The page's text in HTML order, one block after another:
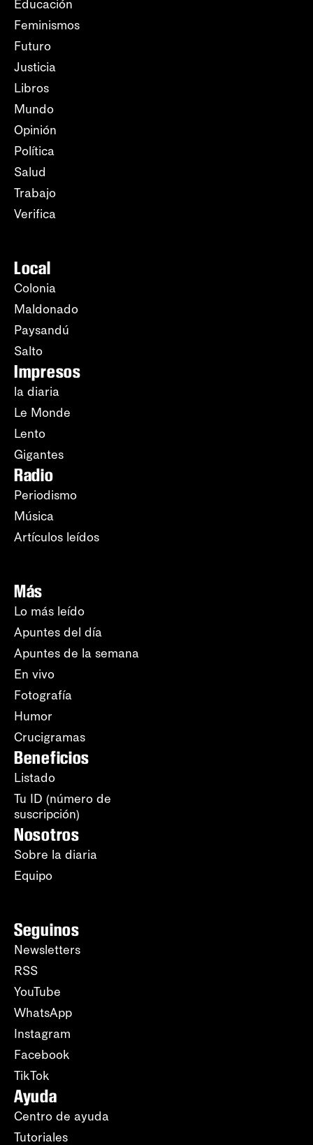
Educación
Feminismos
Futuro
Justicia
Libros
Mundo
Opinión
Política
Salud
Trabajo
Verifica
Local
Colonia
Maldonado
Paysandú
Salto
Impresos
la diaria
Le Monde
Lento
Gigantes
Radio
Periodismo
Música
Artículos leídos
Más
Lo más leído
Apuntes del día
Apuntes de la semana
En vivo
Fotografía
Humor
Crucigramas
Beneficios
Listado
Tu ID (número de
suscripción)
Nosotros
Sobre la diaria
Equipo
Seguinos
Newsletters
RSS
YouTube
WhatsApp
Instagram
Facebook
TikTok
Ayuda
Centro de ayuda
Tutoriales